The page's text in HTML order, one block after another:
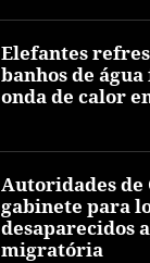
Elefantes
banhos de
onda de calor
Autoridades de
gabinete para
desaparecidos
migratória